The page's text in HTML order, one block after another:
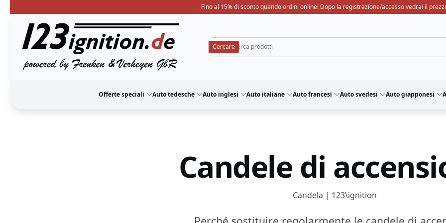
Fino al 15% di sconto quando ordini online! Dopo la registrazione/accesso vedrai il
123ignition
Offerte speciali Auto tedesche Auto inglesi Auto italiane Auto francesi Auto svedesi Auto giapponesi
Candele di
Candela | 123\ignition